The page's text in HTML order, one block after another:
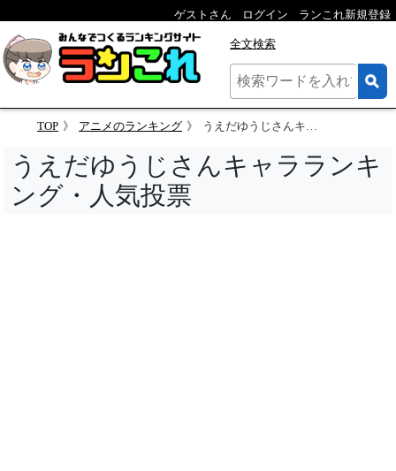
ゲストさん ログイン ランこれ新規登録
全文検索
TOP アニメのランキング うえだゆうじさんキャラランキング・人気投票
うえだゆうじさんキャラランキ
ング・人気投票